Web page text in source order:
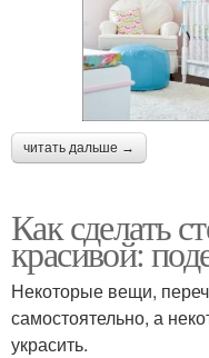
читать дальше →
Как сделать
красивой:
Некоторые вещи,
самостоятельно, а
украсить.